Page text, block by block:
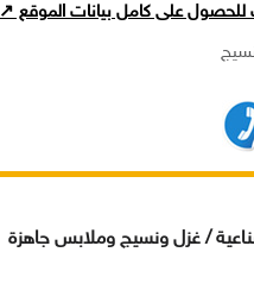
للحصول على كامل بيانات الموقع ↗
/ غزل ونسيج وملابس جاهزة